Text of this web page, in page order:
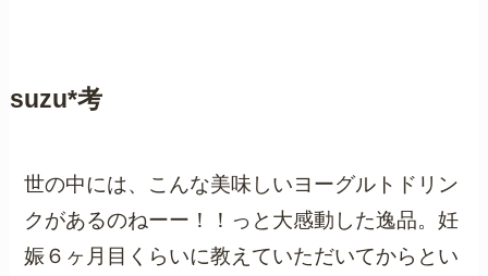
suzu*考
世の中には、こんな美味しいヨーグルトドリン
クがあるのねーー！！っと大感動した逸品。妊
娠６ヶ月目くらいに教えていただいてからとい